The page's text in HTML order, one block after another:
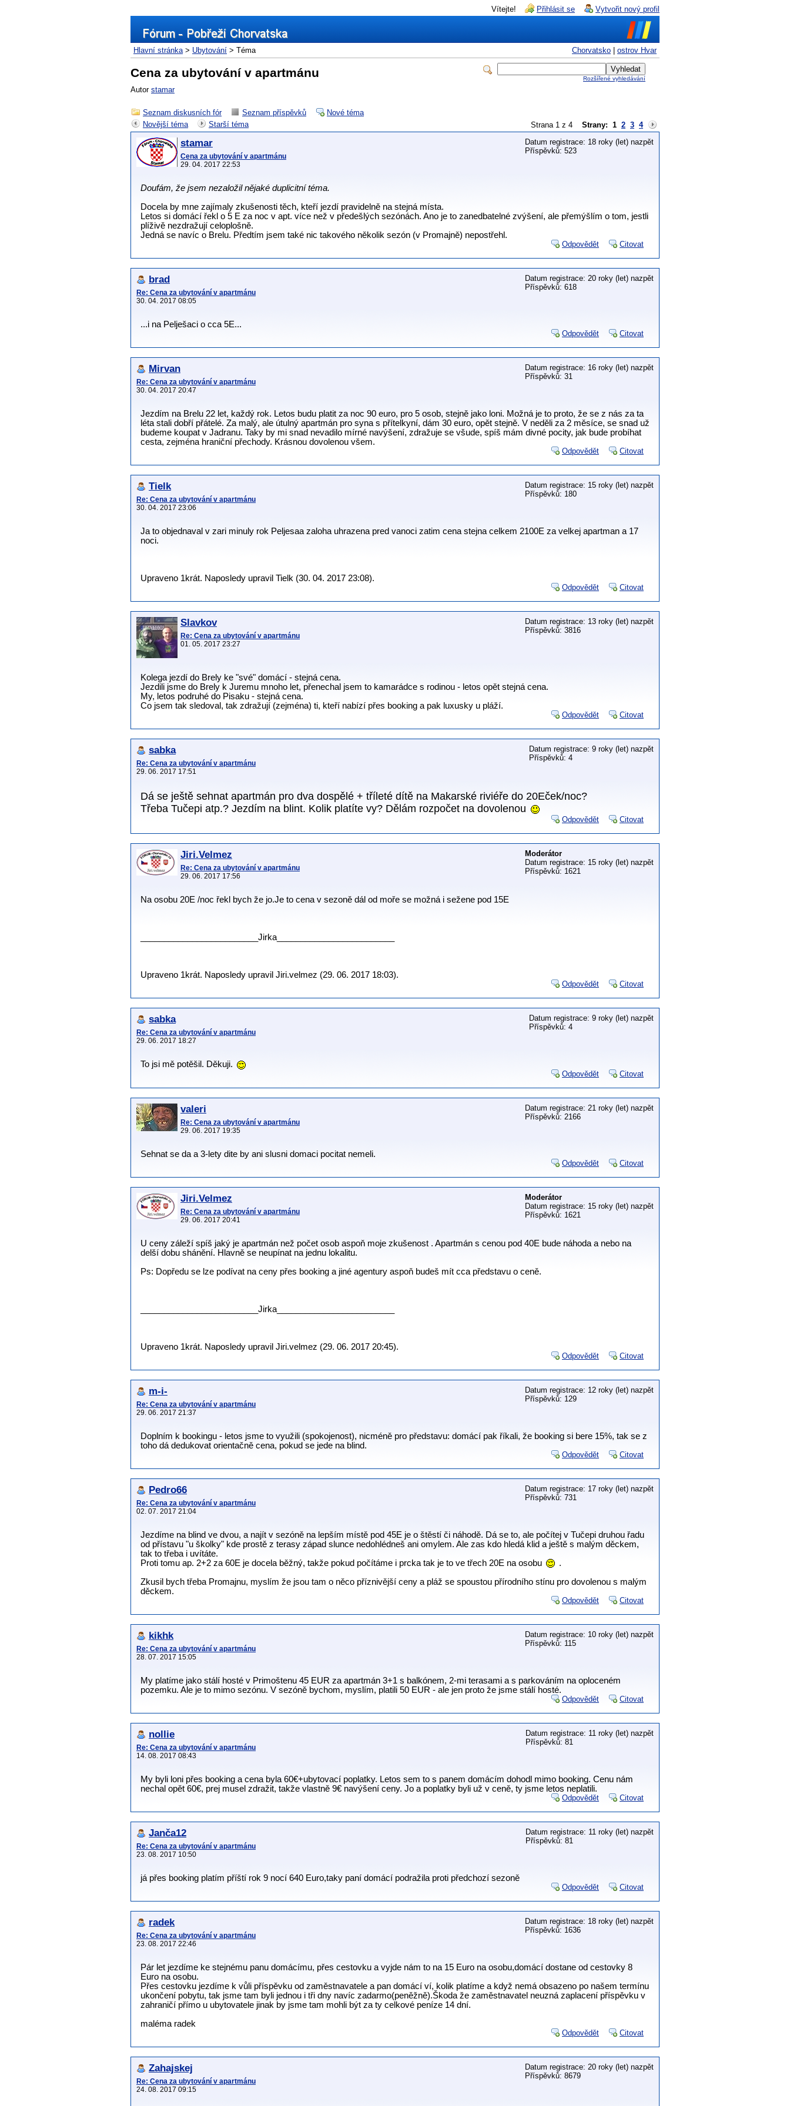
Vítejte! Přihlásit se Vytvořit nový profil
Chorvatsko ostrov Hvar
Hlavní stránka> Ubytování > Téma
Rozšířené vyhledávání
Cena za ubytování v apartmánu
Autor stamar
Seznam diskusních fór Seznam příspěvků
Nové téma
Strana 1 z 4 Strany: 1 2 3 4
Novější téma Starší téma
stamar
Cena za ubytování v apartmánu
29. 04. 2017 22:53
Datum registrace: 18 roky (let) nazpět
Příspěvků: 523
Doufám, že jsem nezaložil nějaké duplicitní téma.
Docela by mne zajímaly zkušenosti těch, kteří jezdí pravidelně na stejná místa.
Letos si domácí řekl o 5 E za noc v apt. více než v předešlých sezónách. Ano je to zanedbatelné zvýšení, ale přemýšlím o tom, jestli
plíživě nezdražují celoplošně.
Jedná se navíc o Brelu. Předtím jsem také nic takového několik sezón (v Promajně) nepostřehl.
Odpovědět Citovat
brad
Re: Cena za ubytování v apartmánu
30. 04. 2017 08:05
Datum registrace: 20 roky (let) nazpět
Příspěvků: 618
...i na Pelješaci o cca 5E...
Odpovědět Citovat
Mirvan
Re: Cena za ubytování v apartmánu
30. 04. 2017 20:47
Datum registrace: 16 roky (let) nazpět
Příspěvků: 31
Jezdím na Brelu 22 let, každý rok. Letos budu platit za noc 90 euro, pro 5 osob, stejně jako loni. Možná je to proto, že se z nás za ta
léta stali dobří přátelé. Za malý, ale útulný apartmán pro syna s přítelkyní, dám 30 euro, opět stejně. V neděli za 2 měsíce, se snad už
budeme koupat v Jadranu. Taky by mi snad nevadilo mírné navýšení, zdražuje se všude, spíš mám divné pocity, jak bude probíhat
cesta, zejména hraniční přechody. Krásnou dovolenou všem.
Odpovědět Citovat
Tielk
Re: Cena za ubytování v apartmánu
30. 04. 2017 23:06
Datum registrace: 15 roky (let) nazpět
Příspěvků: 180
Ja to objednaval v zari minuly rok Peljesaa zaloha uhrazena pred vanoci zatim cena stejna celkem 2100E za velkej apartman a 17
noci.
Upraveno 1krát. Naposledy upravil Tielk (30. 04. 2017 23:08).
Odpovědět Citovat
Slavkov
Re: Cena za ubytování v apartmánu
01. 05. 2017 23:27
Datum registrace: 13 roky (let) nazpět
Příspěvků: 3816
Kolega jezdí do Brely ke "své" domácí - stejná cena.
Jezdili jsme do Brely k Juremu mnoho let, přenechal jsem to kamarádce s rodinou - letos opět stejná cena.
My, letos podruhé do Pisaku - stejná cena.
Co jsem tak sledoval, tak zdražují (zejména) ti, kteří nabízí přes booking a pak luxusky u pláží.
Odpovědět Citovat
sabka
Re: Cena za ubytování v apartmánu
29. 06. 2017 17:51
Datum registrace: 9 roky (let) nazpět
Příspěvků: 4
Dá se ještě sehnat apartmán pro dva dospělé + tříleté dítě na Makarské riviéře do 20Eček/noc?
Třeba Tučepi atp.? Jezdím na blint. Kolik platíte vy? Dělám rozpočet na dovolenou
Odpovědět Citovat
Jiri.Velmez
Re: Cena za ubytování v apartmánu
29. 06. 2017 17:56
Moderátor
Datum registrace: 15 roky (let) nazpět
Příspěvků: 1621
Na osobu 20E /noc řekl bych že jo.Je to cena v sezoně dál od moře se možná i sežene pod 15E
_________________________Jirka_________________________
Upraveno 1krát. Naposledy upravil Jiri.velmez (29. 06. 2017 18:03).
Odpovědět Citovat
sabka
Re: Cena za ubytování v apartmánu
29. 06. 2017 18:27
Datum registrace: 9 roky (let) nazpět
Příspěvků: 4
To jsi mě potěšil. Děkuji.
Odpovědět Citovat
valeri
Re: Cena za ubytování v apartmánu
29. 06. 2017 19:35
Datum registrace: 21 roky (let) nazpět
Příspěvků: 2166
Sehnat se da a 3-lety dite by ani slusni domaci pocitat nemeli.
Odpovědět Citovat
Jiri.Velmez
Re: Cena za ubytování v apartmánu
29. 06. 2017 20:41
Moderátor
Datum registrace: 15 roky (let) nazpět
Příspěvků: 1621
U ceny záleží spíš jaký je apartmán než počet osob aspoň moje zkušenost . Apartmán s cenou pod 40E bude náhoda a nebo na
delší dobu shánění. Hlavně se neupínat na jednu lokalitu.
Ps: Dopředu se lze podívat na ceny přes booking a jiné agentury aspoň budeš mít cca představu o ceně.
_________________________Jirka_________________________
Upraveno 1krát. Naposledy upravil Jiri.velmez (29. 06. 2017 20:45).
Odpovědět Citovat
m-i-
Re: Cena za ubytování v apartmánu
29. 06. 2017 21:37
Datum registrace: 12 roky (let) nazpět
Příspěvků: 129
Doplním k bookingu - letos jsme to využili (spokojenost), nicméně pro představu: domácí pak říkali, že booking si bere 15%, tak se z
toho dá dedukovat orientačně cena, pokud se jede na blind.
Odpovědět Citovat
Pedro66
Re: Cena za ubytování v apartmánu
02. 07. 2017 21:04
Datum registrace: 17 roky (let) nazpět
Příspěvků: 731
Jezdíme na blind ve dvou, a najít v sezóně na lepším místě pod 45E je o štěstí či náhodě. Dá se to, ale počítej v Tučepi druhou řadu
od přístavu "u školky" kde prostě z terasy západ slunce nedohlédneš ani omylem. Ale zas kdo hledá klid a ještě s malým děckem,
tak to třeba i uvítáte.
Proti tomu ap. 2+2 za 60E je docela běžný, takže pokud počítáme i prcka tak je to ve třech 20E na osobu
.
Zkusil bych třeba Promajnu, myslím že jsou tam o něco příznivější ceny a pláž se spoustou přírodního stínu pro dovolenou s malým
děckem.
Odpovědět Citovat
kikhk
Re: Cena za ubytování v apartmánu
28. 07. 2017 15:05
Datum registrace: 10 roky (let) nazpět
Příspěvků: 115
My platíme jako stálí hosté v Primoštenu 45 EUR za apartmán 3+1 s balkónem, 2-mi terasami a s parkováním na oploceném
pozemku. Ale je to mimo sezónu. V sezóně bychom, myslím, platili 50 EUR - ale jen proto že jsme stálí hosté.
Odpovědět Citovat
nollie
Re: Cena za ubytování v apartmánu
14. 08. 2017 08:43
Datum registrace: 11 roky (let) nazpět
Příspěvků: 81
My byli loni přes booking a cena byla 60€+ubytovací poplatky. Letos sem to s panem domácím dohodl mimo booking. Cenu nám
nechal opět 60€, prej musel zdražit, takže vlastně 9€ navýšení ceny. Jo a poplatky byli už v ceně, ty jsme letos neplatili.
Odpovědět Citovat
Janča12
Re: Cena za ubytování v apartmánu
23. 08. 2017 10:50
Datum registrace: 11 roky (let) nazpět
Příspěvků: 81
já přes booking platím příští rok 9 nocí 640 Euro,taky paní domácí podražila proti předchozí sezoně
Odpovědět Citovat
radek
Re: Cena za ubytování v apartmánu
23. 08. 2017 22:46
Datum registrace: 18 roky (let) nazpět
Příspěvků: 1636
Pár let jezdíme ke stejnému panu domácímu, přes cestovku a vyjde nám to na 15 Euro na osobu,domácí dostane od cestovky 8
Euro na osobu.
Přes cestovku jezdíme k vůli příspěvku od zaměstnavatele a pan domácí ví, kolik platíme a když nemá obsazeno po našem termínu
ukončení pobytu, tak jsme tam byli jednou i tři dny navíc zadarmo(peněžně).Škoda že zaměstnavatel neuzná zaplacení příspěvku v
zahraničí přímo u ubytovatele jinak by jsme tam mohli být za ty celkové peníze 14 dní.
maléma radek
Odpovědět Citovat
Zahajskej
Re: Cena za ubytování v apartmánu
24. 08. 2017 09:15
Datum registrace: 20 roky (let) nazpět
Příspěvků: 8679